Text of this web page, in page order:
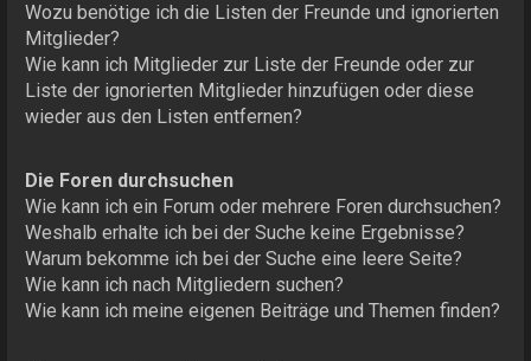
Wozu benötige ich die Listen der Freunde und ignorierten
Mitglieder?
Wie kann ich Mitglieder zur Liste der Freunde oder zur
Liste der ignorierten Mitglieder hinzufügen oder diese
wieder aus den Listen entfernen?
Die Foren durchsuchen
Wie kann ich ein Forum oder mehrere Foren durchsuchen?
Weshalb erhalte ich bei der Suche keine Ergebnisse?
Warum bekomme ich bei der Suche eine leere Seite?
Wie kann ich nach Mitgliedern suchen?
Wie kann ich meine eigenen Beiträge und Themen finden?